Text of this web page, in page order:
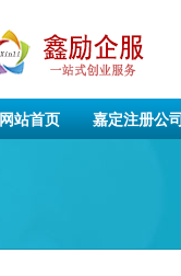
网站首页 嘉定注册公司